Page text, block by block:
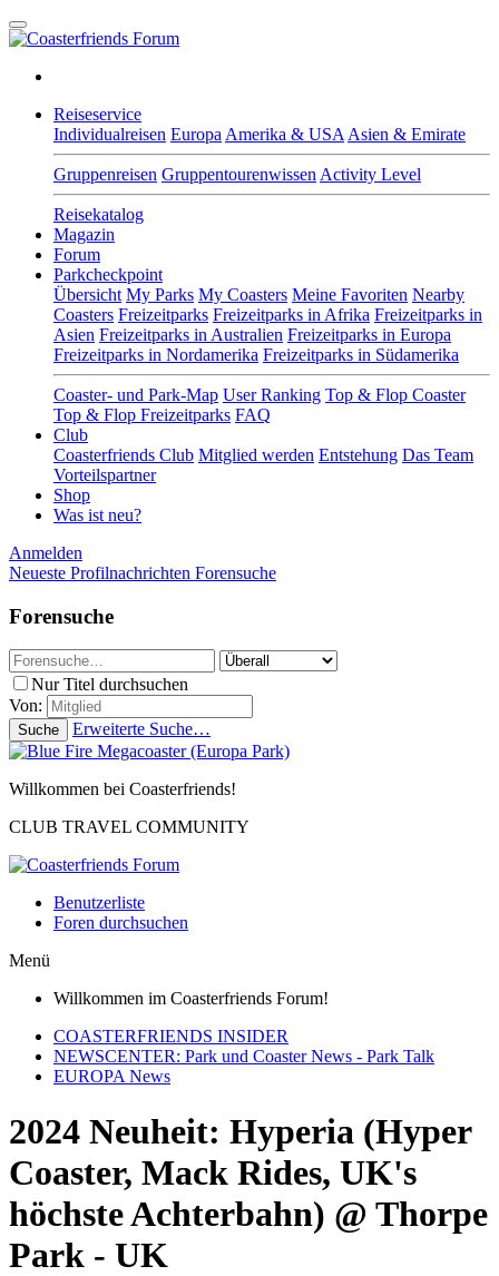
Reiseservice
Individualreisen Europa Amerika & USA Asien & Emirate
Gruppenreisen Gruppentourenwissen Activity Level
Reisekatalog
Magazin
Forum
Parkcheckpoint
Übersicht My Parks My Coasters Meine Favoriten Nearby
Coasters Freizeitparks Freizeitparks in Afrika Freizeitparks in
Asien Freizeitparks in Australien Freizeitparks in Europa
Freizeitparks in Nordamerika Freizeitparks in Südamerika
Coaster- und Park-Map User Ranking Top & Flop Coaster
Top & Flop Freizeitparks FAQ
Club
Coasterfriends Club Mitglied werden Entstehung Das Team
Vorteilspartner
Shop
Was ist neu?
Anmelden
Neueste Profilnachrichten Forensuche
Forensuche
Nur Titel durchsuchen
Von:
Suche Erweiterte Suche…
Willkommen bei Coasterfriends!
CLUB TRAVEL COMMUNITY
Benutzerliste
Foren durchsuchen
Menü
Willkommen im Coasterfriends Forum!
COASTERFRIENDS INSIDER
NEWSCENTER: Park und Coaster News - Park Talk
EUROPA News
2024 Neuheit: Hyperia (Hyper
Coaster, Mack Rides, UK's
höchste Achterbahn) @ Thorpe
Park - UK